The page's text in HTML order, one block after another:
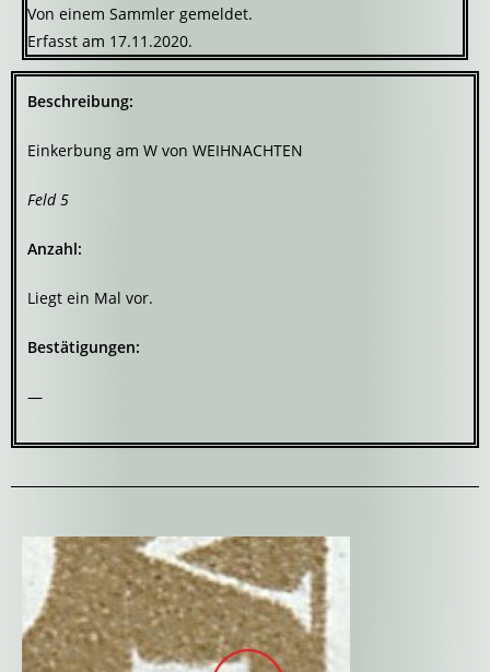
Von einem Sammler gemeldet.
Erfasst am 17.11.2020.
Beschreibung:
Einkerbung am W von WEIHNACHTEN
Feld 5
Anzahl:
Liegt ein Mal vor.
Bestätigungen:
—